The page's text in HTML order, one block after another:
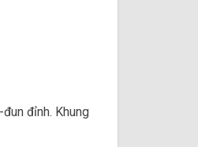
đỉnh. Khung